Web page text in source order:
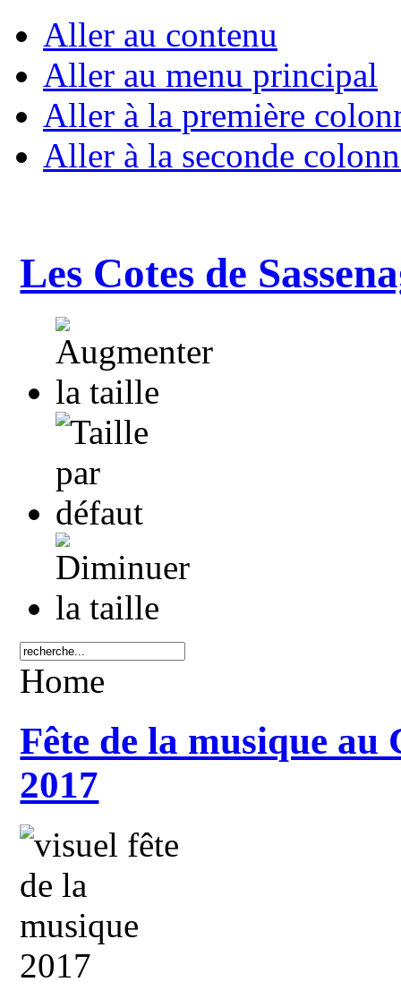
Aller au contenu
Aller au menu principal
Aller à la première
Aller à la seconde
Les Cotes de
Home
Fête de la musique au
2017